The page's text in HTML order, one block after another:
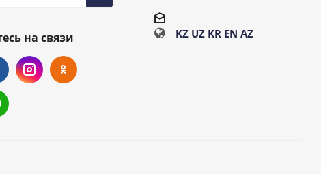
на связи KZ UZ KR EN AZ